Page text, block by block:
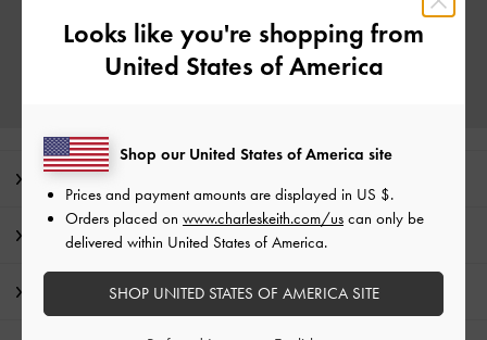
Nota del editor
Detalles de los artículos e instrucciones de cuidado
Promociones
Looks like you're shopping from
United States of America
Shop our United States of America site
Prices and payment amounts are displayed in US $.
Orders placed on www.charleskeith.com/us can only be
delivered within United States of America.
SHOP UNITED STATES OF AMERICA SITE